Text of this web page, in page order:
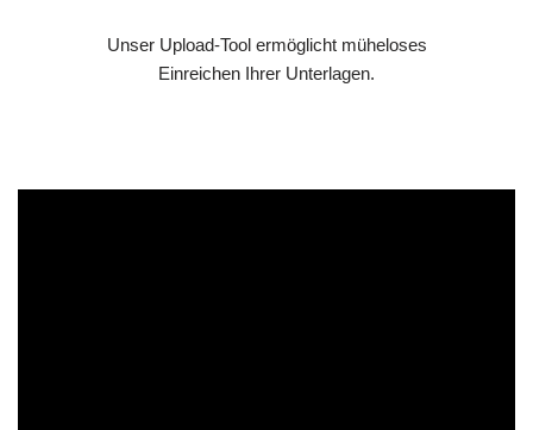
Unser Upload-Tool ermöglicht müheloses
Einreichen Ihrer Unterlagen.